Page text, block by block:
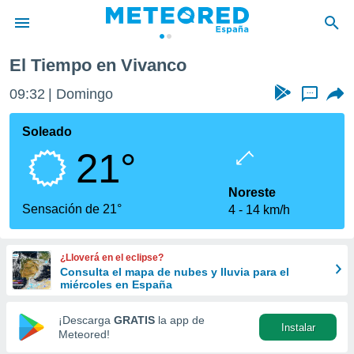
de
por
que se
calidad.
a este
las
y
forma
digital
basada
El Tiempo en Vivanco
09:32 Domingo ...
Soleado
21°
Sensación de 21°
Noreste
4
14 km/h
¿Lloverá en el eclipse?
Consulta el mapa de nubes y lluvia para el
miércoles en España
¡Descarga GRATIS la app de
Meteored!
Instalar